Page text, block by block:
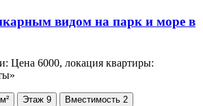
Цена 6000, локация квартиры:
Этаж 9 Вместимость 2